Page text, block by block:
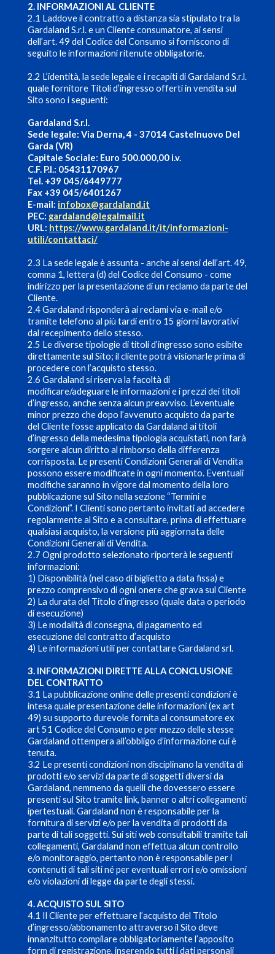
2. INFORMAZIONI AL CLIENTE
2.1 Laddove il contratto a distanza sia stipulato tra la
Gardaland S.r.l. e un Cliente consumatore, ai sensi
dell’art. 49 del Codice del Consumo si forniscono di
seguito le informazioni ritenute obbligatorie.
2.2 L’identità, la sede legale e i recapiti di Gardaland S.r.l.
quale fornitore Titoli d’ingresso offerti in vendita sul
Sito sono i seguenti:
Gardaland S.r.l.
Sede legale: Via Derna, 4 - 37014 Castelnuovo Del
Garda (VR)
Capitale Sociale: Euro 500.000,00 i.v.
C.F. P.I.: 05431170967
Tel. +39 045/6449777
Fax +39 045/6401267
E-mail: infobox@gardaland.it
PEC: gardaland@legalmail.it
URL: https://www.gardaland.it/it/informazioni-
utili/contattaci/
2.3 La sede legale è assunta - anche ai sensi dell’art. 49,
comma 1, lettera (d) del Codice del Consumo - come
indirizzo per la presentazione di un reclamo da parte del
Cliente.
2.4 Gardaland risponderà ai reclami via e-mail e/o
tramite telefono al più tardi entro 15 giorni lavorativi
dal recepimento dello stesso.
2.5 Le diverse tipologie di titoli d’ingresso sono esibite
direttamente sul Sito; il cliente potrà visionarle prima di
procedere con l’acquisto stesso.
2.6 Gardaland si riserva la facoltà di
modificare/adeguare le informazioni e i prezzi dei titoli
d’ingresso, anche senza alcun preavviso. L’eventuale
minor prezzo che dopo l’avvenuto acquisto da parte
del Cliente fosse applicato da Gardaland ai titoli
d’ingresso della medesima tipologia acquistati, non farà
sorgere alcun diritto al rimborso della differenza
corrisposta. Le presenti Condizioni Generali di Vendita
possono essere modificate in ogni momento. Eventuali
modifiche saranno in vigore dal momento della loro
pubblicazione sul Sito nella sezione “Termini e
Condizioni”. I Clienti sono pertanto invitati ad accedere
regolarmente al Sito e a consultare, prima di effettuare
qualsiasi acquisto, la versione più aggiornata delle
Condizioni Generali di Vendita.
2.7 Ogni prodotto selezionato riporterà le seguenti
informazioni:
1) Disponibilità (nel caso di biglietto a data fissa) e
prezzo comprensivo di ogni onere che grava sul Cliente
2) La durata del Titolo d’ingresso (quale data o periodo
di esecuzione)
3) Le modalità di consegna, di pagamento ed
esecuzione del contratto d’acquisto
4) Le informazioni utili per contattare Gardaland srl.
3. INFORMAZIONI DIRETTE ALLA CONCLUSIONE
DEL CONTRATTO
3.1 La pubblicazione online delle presenti condizioni è
intesa quale presentazione delle informazioni (ex art
49) su supporto durevole fornita al consumatore ex
art 51 Codice del Consumo e per mezzo delle stesse
Gardaland ottempera all’obbligo d’informazione cui è
tenuta.
3.2 Le presenti condizioni non disciplinano la vendita di
prodotti e/o servizi da parte di soggetti diversi da
Gardaland, nemmeno da quelli che dovessero essere
presenti sul Sito tramite link, banner o altri collegamenti
ipertestuali. Gardaland non è responsabile per la
fornitura di servizi e/o per la vendita di prodotti da
parte di tali soggetti. Sui siti web consultabili tramite tali
collegamenti, Gardaland non effettua alcun controllo
e/o monitoraggio, pertanto non è responsabile per i
contenuti di tali siti né per eventuali errori e/o omissioni
e/o violazioni di legge da parte degli stessi.
4. ACQUISTO SUL SITO
4.1 Il Cliente per effettuare l’acquisto del Titolo
d’ingresso/abbonamento attraverso il Sito deve
innanzitutto compilare obbligatoriamente l’apposito
form di registrazione, inserendo tutti i dati personali